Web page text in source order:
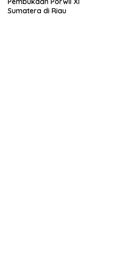
Sumatera di Riau